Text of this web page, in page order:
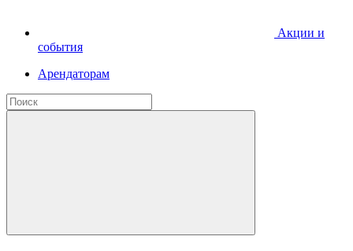
Акции и
события
Арендаторам